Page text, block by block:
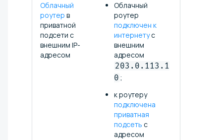
Облачный
роутер в
приватной
подсети с
внешним IP-
адресом
Облачный
роутер
подключен к
интернетус
внешним
адресом
203.0.113.1
0 ;
к роутеру
подключена
приватная
подсеть с
адресом